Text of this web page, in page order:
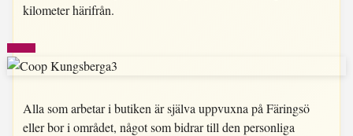
kilometer härifrån.
Alla som arbetar i butiken är själva uppvuxna på Färingsö
eller bor i området, något som bidrar till den personliga